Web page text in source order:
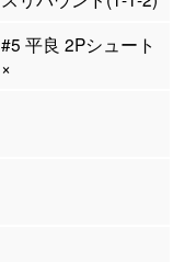
#5 平良 2Pシュート
×